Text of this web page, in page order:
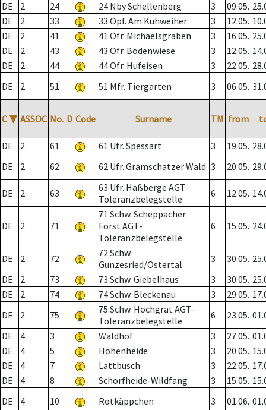
DE
2 24 24 Nby Schellenberg 3 09.05.
DE
2 33 33 Opf. Am Kühweiher 3 12.05.
DE
2 41 41 Ofr. Michaelsgraben 3 16.05.
DE
2 43 43 Ofr. Bodenwiese 3 12.05.
DE
2 44 44 Ofr. Hufeisen 3 22.05.
DE
2 51 51 Mfr. Tiergarten 3 06.05.
C ▼ ASSOC No. D Code Surname TM from
DE 2 61 61 Ufr. Spessart 3 19.05.
DE
2 62 62 Ufr. Gramschatzer Wald 3 20.05.
DE 2 63
63 Ufr. Haßberge AGT-
Toleranzbelegstelle
6 12.05.
DE 2 71
71 Schw. Scheppacher
Forst AGT-
Toleranzbelegstelle
6 15.05.
DE 2 72
72 Schw.
Gunzesried/Ostertal
3 30.05.
DE
2 73 73 Schw. Giebelhaus 3 30.05.
DE
2 74 74 Schw. Bleckenau 3 29.05.
DE
2 75
75 Schw. Hochgrat AGT-
Toleranzbelegstelle
6 23.05.
DE
4 3 Waldhof 3 27.05.
DE
4 5 Hohenheide 3 20.05.
DE
4 7 Lattbusch 3 22.05.
DE
4 8 Schorfheide-Wildfang 3 15.05.
DE
4 10 Rotkäppchen 3 01.06.